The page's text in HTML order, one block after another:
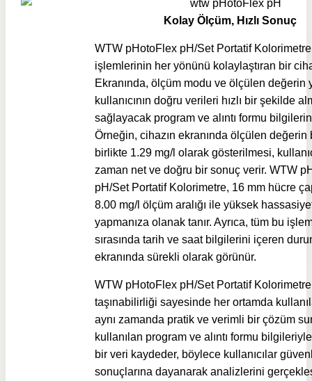
Kolay Ölçüm, Hızlı Sonuç
WTW pHotoFlex pH/Set Portatif
işlemlerinin her yönünü kolaylaştıran bir
Ekranında, ölçüm modu ve ölçülen değerin
kullanıcının doğru verileri hızlı bir şekilde
sağlayacak program ve alıntı formu
Örneğin, cihazın ekranında ölçülen değerin
birlikte 1.29 mg/l olarak gösterilmesi,
zaman net ve doğru bir sonuç verir. WTW
pH/Set Portatif Kolorimetre, 16 mm hücre
8.00 mg/l ölçüm aralığı ile yüksek
yapmanıza olanak tanır. Ayrıca, tüm bu
sırasında tarih ve saat bilgilerini içeren
ekranında sürekli olarak görünür.
WTW pHotoFlex pH/Set Portatif
taşınabilirliği sayesinde her ortamda
aynı zamanda pratik ve verimli bir çözüm
kullanılan program ve alıntı formu
bir veri kaydeder, böylece kullanıcılar
sonuçlarına dayanarak analizlerini